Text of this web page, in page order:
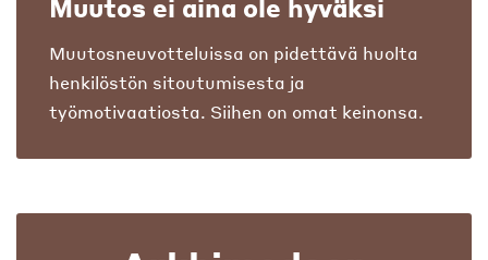
Muutos ei aina ole hyväksi
Muutosneuvotteluissa on pidettävä huolta
henkilöstön sitoutumisesta ja
työmotivaatiosta. Siihen on omat keinonsa.